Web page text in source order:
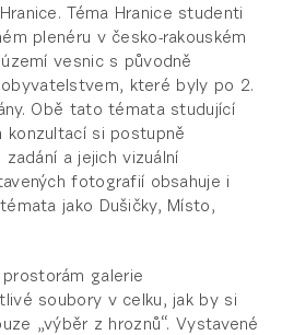
Téma Hranice studenti
plenéru v česko-rakouském
vesnic s původně
které byly po 2.
Obě tato témata studující
konzultací si postupně
a jejich vizuální
fotografií obsahuje i
jako Dušičky, Místo,
galerie
soubory v celku, jak by si
„výběr z hroznů“. Vystavené